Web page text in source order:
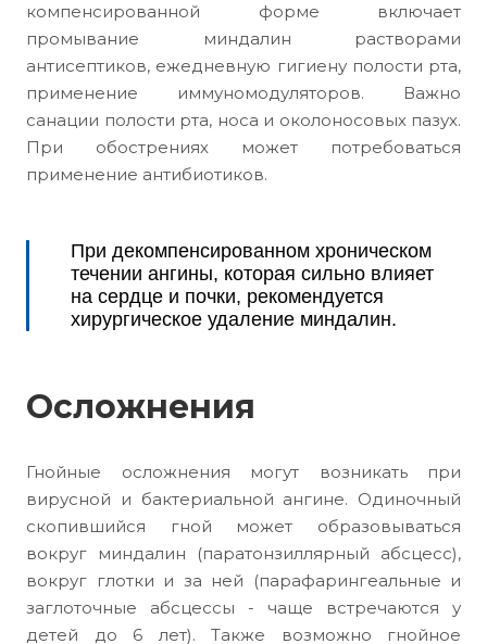
компенсированной форме включает
промывание миндалин растворами
антисептиков, ежедневную гигиену полости рта,
применение иммуномодуляторов. Важно
санации полости рта, носа и околоносовых пазух.
При обострениях может потребоваться
применение антибиотиков.
При декомпенсированном хроническом
течении ангины, которая сильно влияет
на сердце и почки, рекомендуется
хирургическое удаление миндалин.
Осложнения
Гнойные осложнения могут возникать при
вирусной и бактериальной ангине. Одиночный
скопившийся гной может образовываться
вокруг миндалин (паратонзиллярный абсцесс),
вокруг глотки и за ней (парафарингеальные и
заглоточные абсцессы - чаще встречаются у
детей до 6 лет). Также возможно гнойное